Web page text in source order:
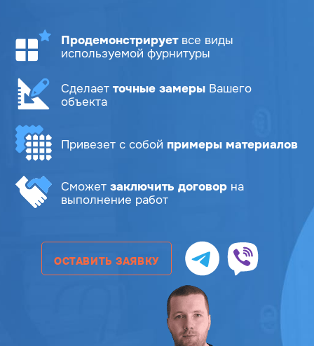
Продемонстрируетвсе виды
используемой фурнитуры
Сделаетточные замеры Вашего
объекта
Привезет с собой примеры материалов
Сможетзаключить договор на
выполнение работ
ОСТАВИТЬ ЗАЯВКУ